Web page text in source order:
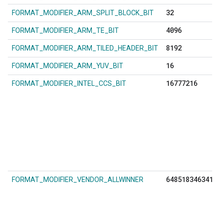
FORMAT_MODIFIER_ARM_SPLIT_BLOCK_BIT 32
FORMAT_MODIFIER_ARM_TE_BIT 4096
FORMAT_MODIFIER_ARM_TILED_HEADER_BIT 8192
FORMAT_MODIFIER_ARM_YUV_BIT 16
FORMAT_MODIFIER_INTEL_CCS_BIT 16777216
FORMAT_MODIFIER_VENDOR_ALLWINNER